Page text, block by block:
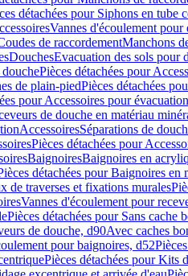
détachées pour Siphons en tube
Vannes d'écoulement pour
de raccordementManchons
DouchesEvacuation des sols pour
Pièces détachées pour
de plain-piedPièces détachées
pour Accessoires pour
de douche en matériau
AccessoiresSéparations de
Pièces détachées pour
BaignoiresBaignoires en
détachées pour Baignoires en
de traverses et fixations murales
Vannes d'écoulement pour
Pièces détachées pour Sans cache
de douche, d90Avec caches
pour baignoires, d52
Pièces détachées pour Kits